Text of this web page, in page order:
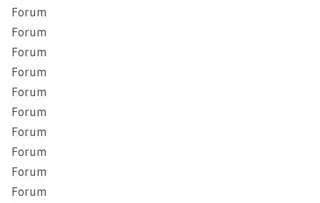
Forum
Forum
Forum
Forum
Forum
Forum
Forum
Forum
Forum
Forum